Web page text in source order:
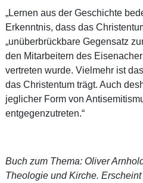
„Lernen aus der Geschichte
Erkenntnis, dass das
„unüberbrückbare Gegensatz
den Mitarbeitern des
vertreten wurde. Vielmehr ist
das Christentum trägt. Auch
jeglicher Form von
entgegenzutreten.“
Buch zum Thema: Oliver
Theologie und Kirche.